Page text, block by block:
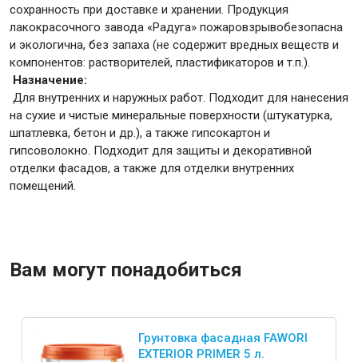
сохранность при доставке и хранении. Продукция
лакокрасочного завода «Радуга» пожаровзрывобезопасна
и экологична, без запаха (не содержит вредных веществ и
компонентов: растворителей, пластификаторов и т.п.).
Назначение:
Для внутренних и наружных работ. Подходит для нанесения
на сухие и чистые минеральные поверхности (штукатурка,
шпатлевка, бетон и др.), а также гипсокартон и
гипсоволокно. Подходит для защиты и декоративной
отделки фасадов, а также для отделки внутренних
помещений.
Вам могут понадобиться
Грунтовка фасадная FAWORI
EXTERIOR PRIMER 5 л.
Монтажные ленты
Канаты, шнуры
Всё для дома и сада
Товары для бани и сауны
Оборудование для клининга и уборки